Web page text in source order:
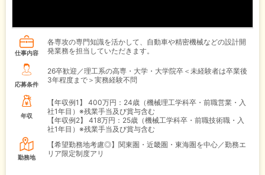
仕事内容
各専攻の専門知識を活かして、自動車や精密機械などの設計開
発業務を担当していただきます。
応募条件
26卒歓迎／理工系の高専・大学・大学院卒＜未経験者は卒業後
3年程度まで＞実務経験不問
年収
【年収例1】
400万円：24歳（機械理工学科卒・前職営業・入
社1年目）※残業手当及び賞与含む
【年収例2】
418万円：25歳（機械工学科卒・前職技術職・入
社1年目）※残業手当及び賞与含む
勤務地
【希望勤務地考慮◎】関東圏・近畿圏・東海圏を中心／勤務エ
リア限定制度アリ